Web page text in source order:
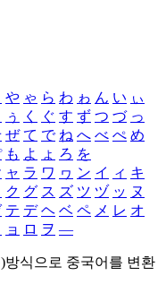
や ゃ ら わ ゎ ん い ぃ
ぅ く ぐ す ず つ づ っ
ぜ て で ね へ べ ぺ め
も よ ょ ろ を
ャ ラ ワ ヮ ン イ ィ キ
ク グ ス ズ ツ ヅ ッ ヌ
テ デ ヘ ベ ペ メ レ オ
ョ ロ ヲ ―
방식으로 중국어를 변환